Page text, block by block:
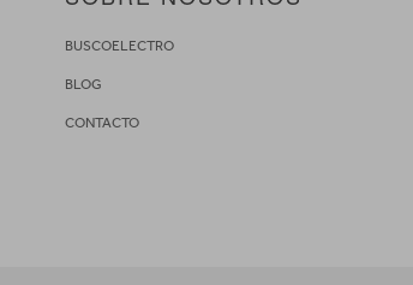
BUSCOELECTRO
BLOG
CONTACTO